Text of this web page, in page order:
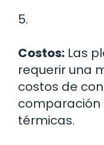
5.
Costos: Las
requerir una
costos de
comparación
térmicas.